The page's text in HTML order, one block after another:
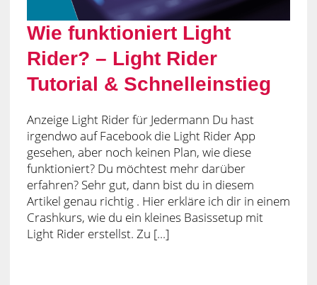
Wie funktioniert Light
Rider? – Light Rider
Tutorial & Schnelleinstieg
Anzeige Light Rider für Jedermann Du hast
irgendwo auf Facebook die Light Rider App
gesehen, aber noch keinen Plan, wie diese
funktioniert? Du möchtest mehr darüber
erfahren? Sehr gut, dann bist du in diesem
Artikel genau richtig . Hier erkläre ich dir in einem
Crashkurs, wie du ein kleines Basissetup mit
Light Rider erstellst. Zu [...]